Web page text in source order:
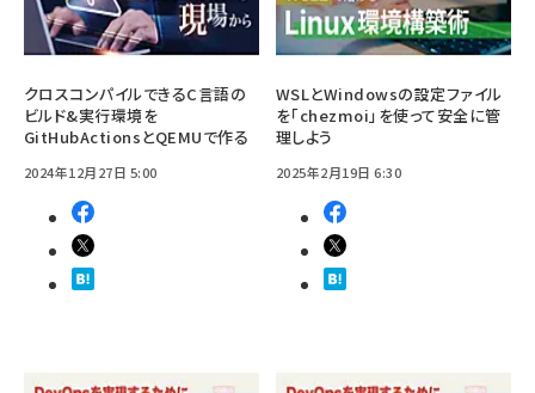
クロスコンパイルできるC言語の
ビルド&実行環境を
GitHubActionsとQEMUで作る
2024年12月27日 5:00
WSLとWindowsの設定ファイル
を「chezmoi」を使って安全に管
理しよう
2025年2月19日 6:30